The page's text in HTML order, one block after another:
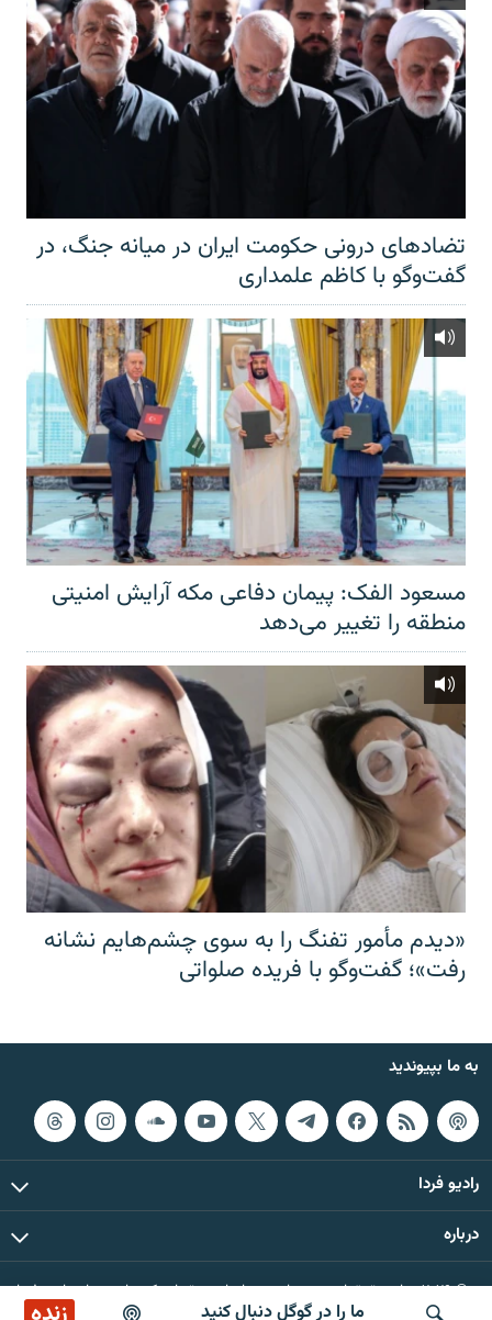
ما را در گوگل دنبال کنید
تضادهای درونی حکومت ایران در میانه جنگ، در
گفت‌‌وگو با کاظم علمداری
مسعود الفک: پیمان دفاعی مکه آرایش امنیتی
منطقه را تغییر می‌دهد
«دیدم مأمور تفنگ را به سوی چشم‌هایم نشانه
رفت»؛ گفت‌و‌گو با فریده صلواتی
به ما بپیوندید
رادیو فردا
درباره
© ۲۰۲۶ تمام حقوق این وب‌سایت، بر اساس مقررات کپی‌رایت، برای رادیو فردا
محفوظ است.